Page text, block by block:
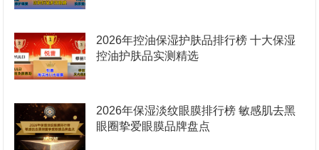
2026年控油保湿护肤品排行榜 十大保湿
控油护肤品实测精选
2026年保湿淡纹眼膜排行榜 敏感肌去黑
眼圈挚爱眼膜品牌盘点